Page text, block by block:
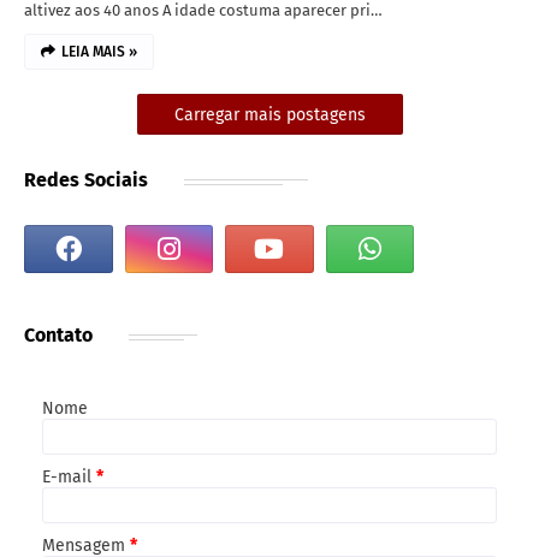
altivez aos 40 anos A idade costuma aparecer pri…
LEIA MAIS »
Carregar mais postagens
Redes Sociais
Contato
Nome
E-mail *
Mensagem *